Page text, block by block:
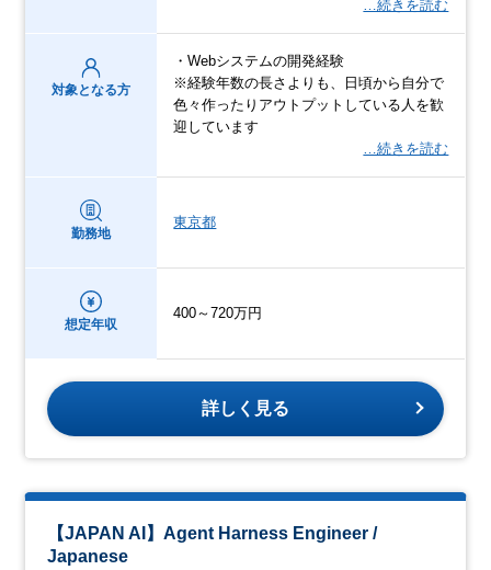
…続きを読む
対象となる方
・Webシステムの開発経験
※経験年数の長さよりも、日頃から自分で
色々作ったりアウトプットしている人を歓
迎しています
…続きを読む
勤務地
東京都
想定年収
400～720万円
詳しく見る
【JAPAN AI】Agent Harness Engineer /
Japanese